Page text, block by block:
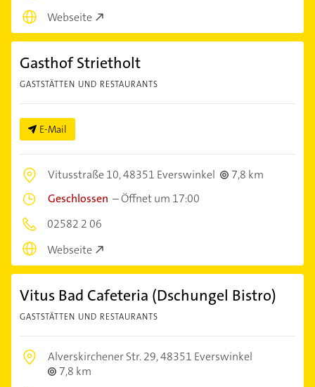
Webseite
Gasthof Strietholt
GASTSTÄTTEN UND RESTAURANTS
E-Mail
Vitusstraße 10,48351 Everswinkel
7,8 km
Geschlossen –Öffnet um 17:00
02582 2 06
Webseite
Vitus Bad Cafeteria (Dschungel Bistro)
GASTSTÄTTEN UND RESTAURANTS
Alverskirchener Str. 29,48351 Everswinkel
7,8 km